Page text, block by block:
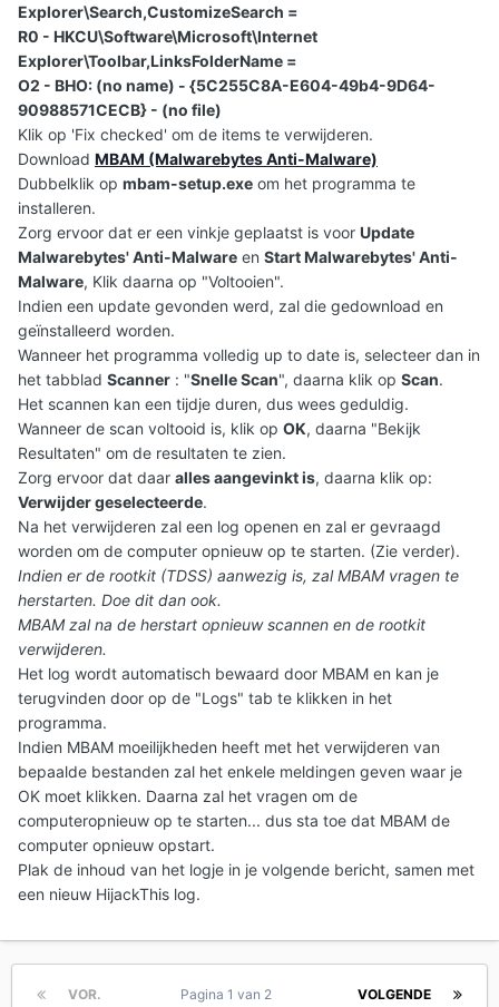
Explorer\Search,CustomizeSearch =
R0 - HKCU\Software\Microsoft\Internet
Explorer\Toolbar,LinksFolderName =
O2 - BHO: (no name) - {5C255C8A-E604-49b4-9D64-
90988571CECB} - (no file)
Klik op 'Fix checked' om de items te verwijderen.
Download MBAM (Malwarebytes Anti-Malware)
Dubbelklik op mbam-setup.exe om het programma te
installeren.
Zorg ervoor dat er een vinkje geplaatst is voor Update
Malwarebytes' Anti-Malware en Start Malwarebytes' Anti-
Malware, Klik daarna op "Voltooien".
Indien een update gevonden werd, zal die gedownload en
geïnstalleerd worden.
Wanneer het programma volledig up to date is, selecteer dan in
het tabblad Scanner : "Snelle Scan", daarna klik op Scan.
Het scannen kan een tijdje duren, dus wees geduldig.
Wanneer de scan voltooid is, klik op OK, daarna "Bekijk
Resultaten" om de resultaten te zien.
Zorg ervoor dat daar alles aangevinkt is, daarna klik op:
Verwijder geselecteerde.
Na het verwijderen zal een log openen en zal er gevraagd
worden om de computer opnieuw op te starten. (Zie verder).
Indien er de rootkit (TDSS) aanwezig is, zal MBAM vragen te
herstarten. Doe dit dan ook.
MBAM zal na de herstart opnieuw scannen en de rootkit
verwijderen.
Het log wordt automatisch bewaard door MBAM en kan je
terugvinden door op de "Logs" tab te klikken in het
programma.
Indien MBAM moeilijkheden heeft met het verwijderen van
bepaalde bestanden zal het enkele meldingen geven waar je
OK moet klikken. Daarna zal het vragen om de
computeropnieuw op te starten... dus sta toe dat MBAM de
computer opnieuw opstart.
Plak de inhoud van het logje in je volgende bericht, samen met
een nieuw HijackThis log.
VOR. VOLGENDE
Pagina 1 van 2